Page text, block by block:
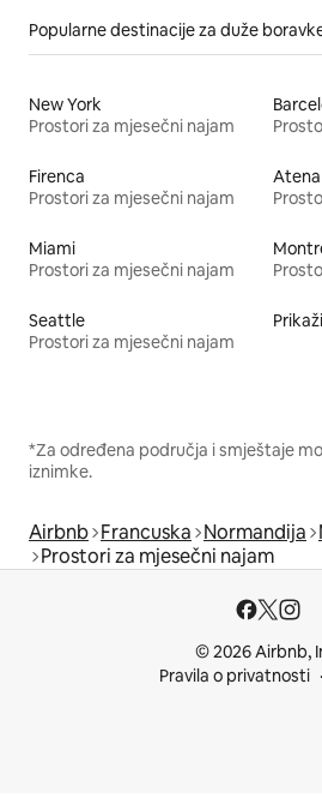
Popularne destinacije za duže
New York
Prostori za mjesečni najam
Firenca
Prostori za mjesečni najam
Atena
Miami
Prostori za mjesečni najam
Seattle
Prostori za mjesečni najam
*Za određena područja i smještaje
iznimke.
Airbnb Francuska Normandija
Prostori za mjesečni najam
© 2026 Airbnb,
Pravila o privatnosti